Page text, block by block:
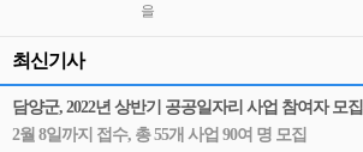
을
최신기사
담양군, 2022년 상반기 공공일자리 사업 참여자 모집
2월 8일까지 접수, 총 55개 사업 90여 명 모집